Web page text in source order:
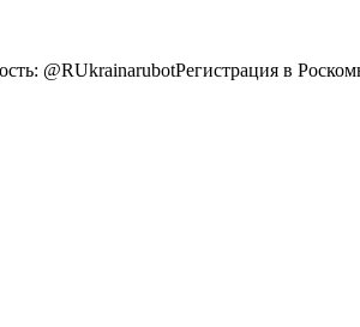
@RUkrainarubotРегистрация в